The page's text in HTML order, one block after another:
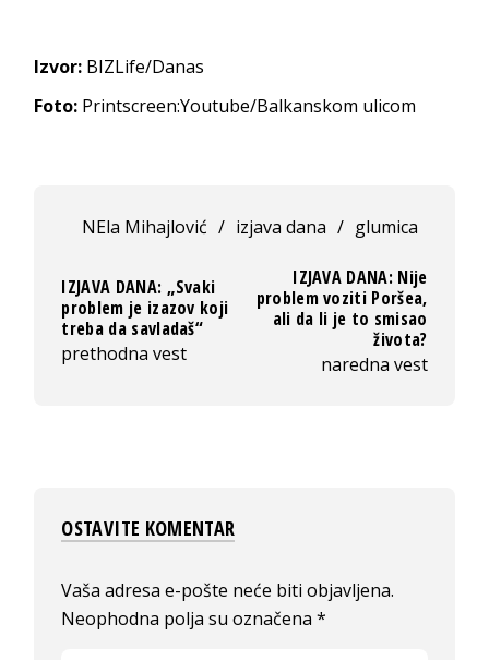
Izvor: BIZLife/Danas
Foto: Printscreen:Youtube/Balkanskom ulicom
NEla Mihajlović / izjava dana / glumica
IZJAVA DANA: „Svaki
problem je izazov koji
treba da savladaš“
prethodna vest
IZJAVA DANA: Nije
problem voziti Poršea,
ali da li je to smisao
života?
naredna vest
OSTAVITE KOMENTAR
Vaša adresa e-pošte neće biti objavljena.
Neophodna polja su označena*